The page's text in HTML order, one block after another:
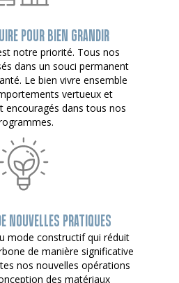
POUR BIEN GRANDIR
notre priorité. Tous nos
dans un souci permanent
Le bien vivre ensemble
vertueux et
encouragés dans tous nos
NOUVELLES PRATIQUES
mode constructif qui réduit
de manière significative
nos nouvelles opérations
des matériaux